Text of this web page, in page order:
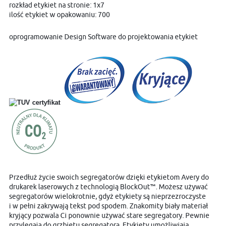
rozkład etykiet na stronie: 1x7
ilość etykiet w opakowaniu: 700
oprogramowanie Design Software do projektowania etykiet
Przedłuż życie swoich segregatorów dzięki etykietom Avery do
drukarek laserowych z technologią BlockOut™. Możesz używać
segregatorów wielokrotnie, gdyż etykiety są nieprzezroczyste
i w pełni zakrywają tekst pod spodem. Znakomity biały materiał
kryjący pozwala Ci ponownie używać stare segregatory. Pewnie